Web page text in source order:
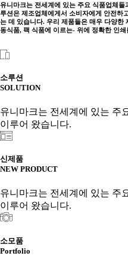
유니마크는 전세계에 있는 주요 식품업체
루션은 제조업체에게서 소비자에게 안전하
는 데 있습니다. 우리 제품들은 매우 다양한
동식품, 팩 식품에 이르는- 위에 정확한 인쇄
소루션
SOLUTION
유니마크는 전세계에 있는 주
이루어 왔습니다.
신제품
NEW PRODUCT
유니마크는 전세계에 있는 주
이루어 왔습니다.
소모품
Portfolio